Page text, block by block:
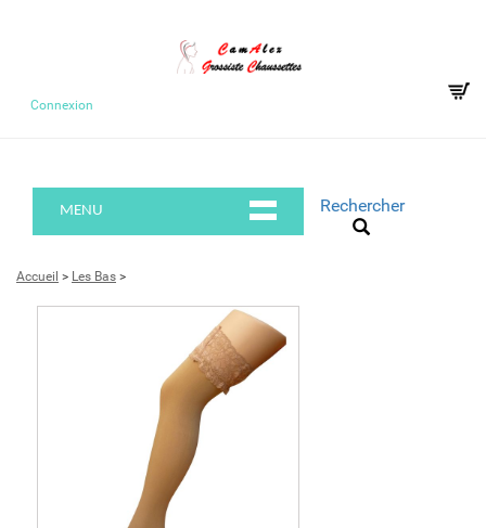
Connexion
MENU Rechercher
Accueil > Les Bas >